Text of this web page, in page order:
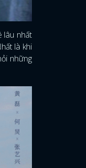
lâu nhất
là khi
những